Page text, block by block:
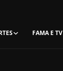
FAMA E TV